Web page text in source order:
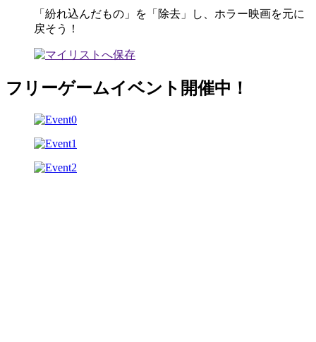
「紛れ込んだもの」を「除去」し、ホラー映画を元に
戻そう！
フリーゲームイベント開催中！